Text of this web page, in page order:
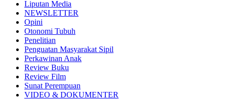
Liputan Media
NEWSLETTER
Opini
Otonomi Tubuh
Penelitian
Penguatan Masyarakat Sipil
Perkawinan Anak
Review Buku
Review Film
Sunat Perempuan
VIDEO & DOKUMENTER